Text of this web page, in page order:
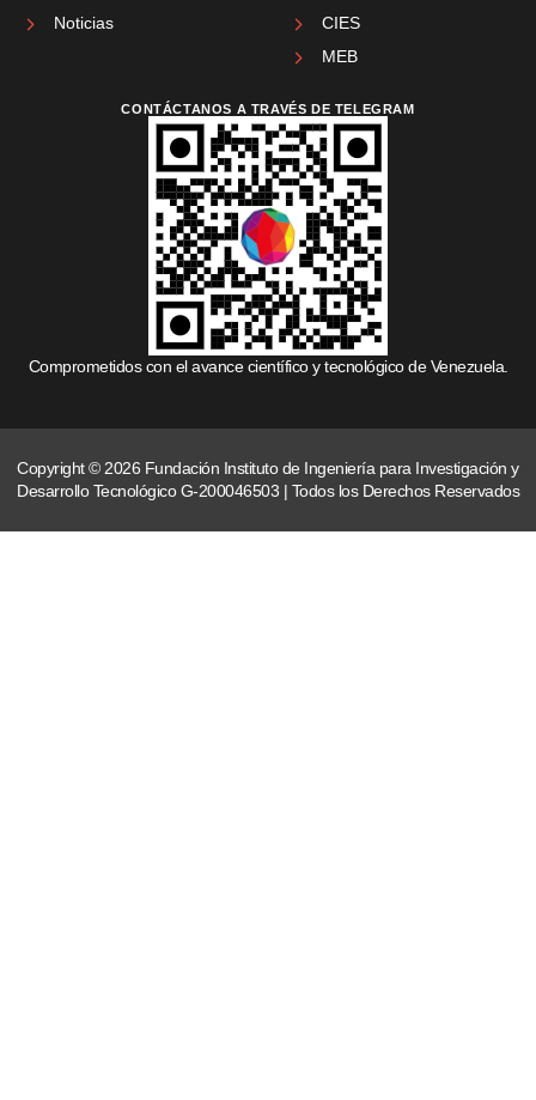
Noticias
CIES
MEB
CONTÁCTANOS A TRAVÉS DE TELEGRAM
Comprometidos con el avance científico y tecnológico de Venezuela.
Copyright © 2026 Fundación Instituto de Ingeniería para Investigación y
Desarrollo Tecnológico G-200046503 | Todos los Derechos Reservados